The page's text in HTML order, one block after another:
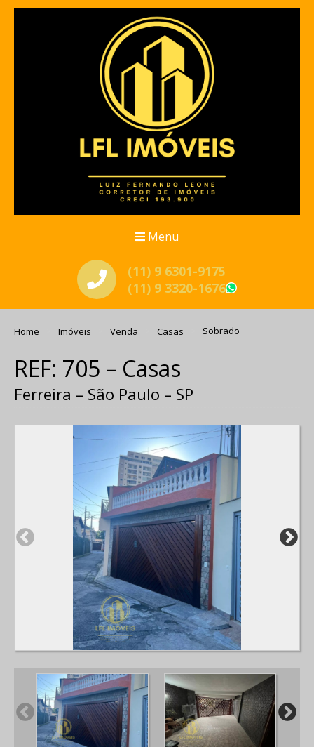
Menu
(11) 9 6301-9175
(11) 9 3320-1676
Home Imóveis Venda Casas Sobrado
REF: 705 – Casas
Ferreira – São Paulo – SP